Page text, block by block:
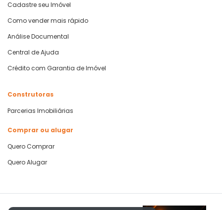
Cadastre seu Imóvel
Como vender mais rápido
Análise Documental
Central de Ajuda
Crédito com Garantia de Imóvel
Construtoras
Parcerias Imobiliárias
Comprar ou alugar
Quero Comprar
Quero Alugar